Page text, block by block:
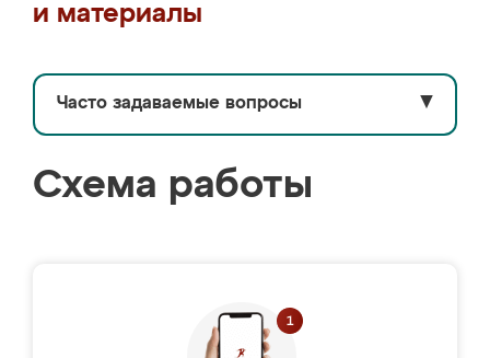
и материалы
Часто задаваемые вопросы ▼
Схема работы